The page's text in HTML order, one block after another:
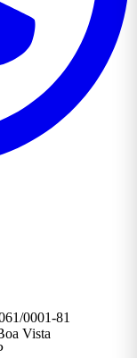
0001-81
Vista